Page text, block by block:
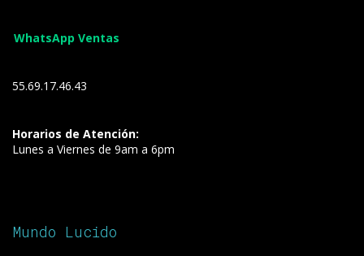
WhatsApp Ventas
55.69.17.46.43
Horarios de Atención:
Lunes a Viernes de 9am a 6pm
Mundo Lucido